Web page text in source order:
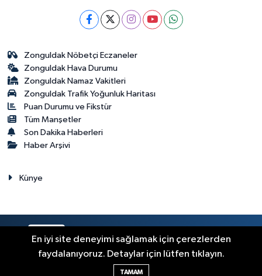
Zonguldak Nöbetçi Eczaneler
Zonguldak Hava Durumu
Zonguldak Namaz Vakitleri
Zonguldak Trafik Yoğunluk Haritası
Puan Durumu ve Fikstür
Tüm Manşetler
Son Dakika Haberleri
Haber Arşivi
Künye
RSS Copyright © 2023. Her hakkı saklıdır.
Haber Yazılımı:
En iyi site deneyimi sağlamak için çerezlerden
faydalanıyoruz. Detaylar için lütfen tıklayın.
TAMAM